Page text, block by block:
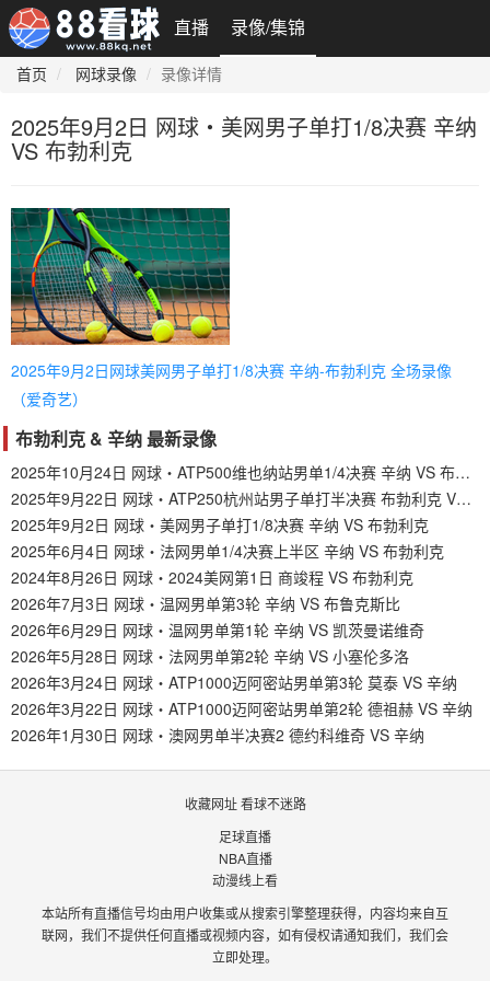
直播 录像/集锦
首页 网球录像 录像详情
2025年9月2日 网球・美网男子单打1/8决赛 辛纳
VS 布勃利克
2025年9月2日网球美网男子单打1/8决赛 辛纳-布勃利克 全场录像
（爱奇艺）
布勃利克 & 辛纳 最新录像
2025年10月24日 网球・ATP500维也纳站男单1/4决赛 辛纳 VS 布勃利克
2025年9月22日 网球・ATP250杭州站男子单打半决赛 布勃利克 VS 吴易m
2025年9月2日 网球・美网男子单打1/8决赛 辛纳 VS 布勃利克
2025年6月4日 网球・法网男单1/4决赛上半区 辛纳 VS 布勃利克
2024年8月26日 网球・2024美网第1日 商竣程 VS 布勃利克
2026年7月3日 网球・温网男单第3轮 辛纳 VS 布鲁克斯比
2026年6月29日 网球・温网男单第1轮 辛纳 VS 凯茨曼诺维奇
2026年5月28日 网球・法网男单第2轮 辛纳 VS 小塞伦多洛
2026年3月24日 网球・ATP1000迈阿密站男单第3轮 莫泰 VS 辛纳
2026年3月22日 网球・ATP1000迈阿密站男单第2轮 德祖赫 VS 辛纳
2026年1月30日 网球・澳网男单半决赛2 德约科维奇 VS 辛纳
收藏网址 看球不迷路
足球直播
NBA直播
动漫线上看
本站所有直播信号均由用户收集或从搜索引擎整理获得，内容均来自互
联网，我们不提供任何直播或视频内容，如有侵权请通知我们，我们会
立即处理。